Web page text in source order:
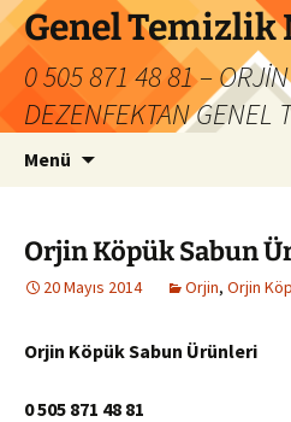
İçeriğe
atlaGenel Temizlik
0 505 871 48 81 –
DEZENFEKTAN GENEL
Menü
Orjin Köpük Sabun
20 Mayıs 2014 Orjin, Orjin
Orjin Köpük Sabun Ürünleri
0 505 871 48 81